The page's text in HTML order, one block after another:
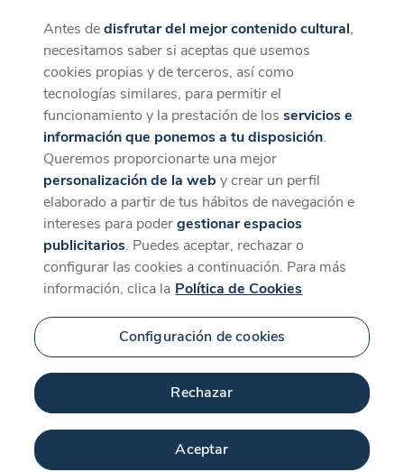
CaixaForum+
La mejor experiencia desde la App
Descargar
Antes dedisfrutar del mejor contenido cultural,
necesitamos saber si aceptas que usemos
cookies propias y de terceros, así como
tecnologías similares, para permitir el
funcionamiento y la prestación de losservicios e
información que ponemos a tu disposición.
Queremos proporcionarte una mejor
personalización de la web y crear un perfil
elaborado a partir de tus hábitos de navegación e
intereses para podergestionar espacios
publicitarios. Puedes aceptar, rechazar o
configurar las cookies a continuación. Para más
información, clica la Política de Cookies
Configuración de cookies
Rechazar
Aceptar